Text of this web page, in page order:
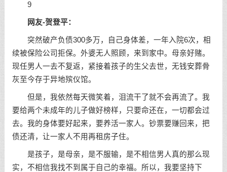
9
网友-贺登平：
突然破产负债300多万，自己身体差，一年入院6次，相
续被保险公司拒保。外婆无人照顾，来到家中。母亲好赌。
现任男人一去不复返，紧接着孩子的生父去世，无钱安葬骨
灰至今存于异地殡仪馆。
但是，我依然每天微笑着，泪流干了就不会再流了。我
要给两个未成年的儿子做好榜样，只要命还在，一切都会过
去。我的身体要好起来，要养活一家人。钞票要赚回来，把
债还清，让一家人不用再租房子住。
是孩子，是母亲，是不服输，是不相信男人真的那么现
实，不相信我找不到属于自己的幸福。所以，我要坚持下